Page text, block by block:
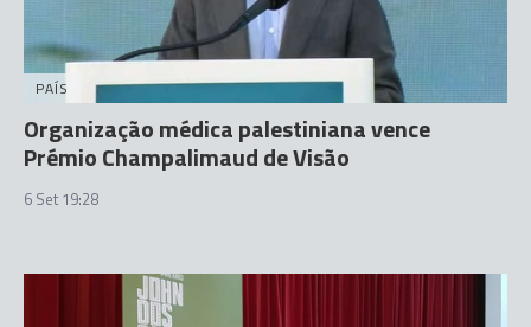
PAÍS
Organização médica palestiniana vence
Prémio Champalimaud de Visão
6 Set 19:28